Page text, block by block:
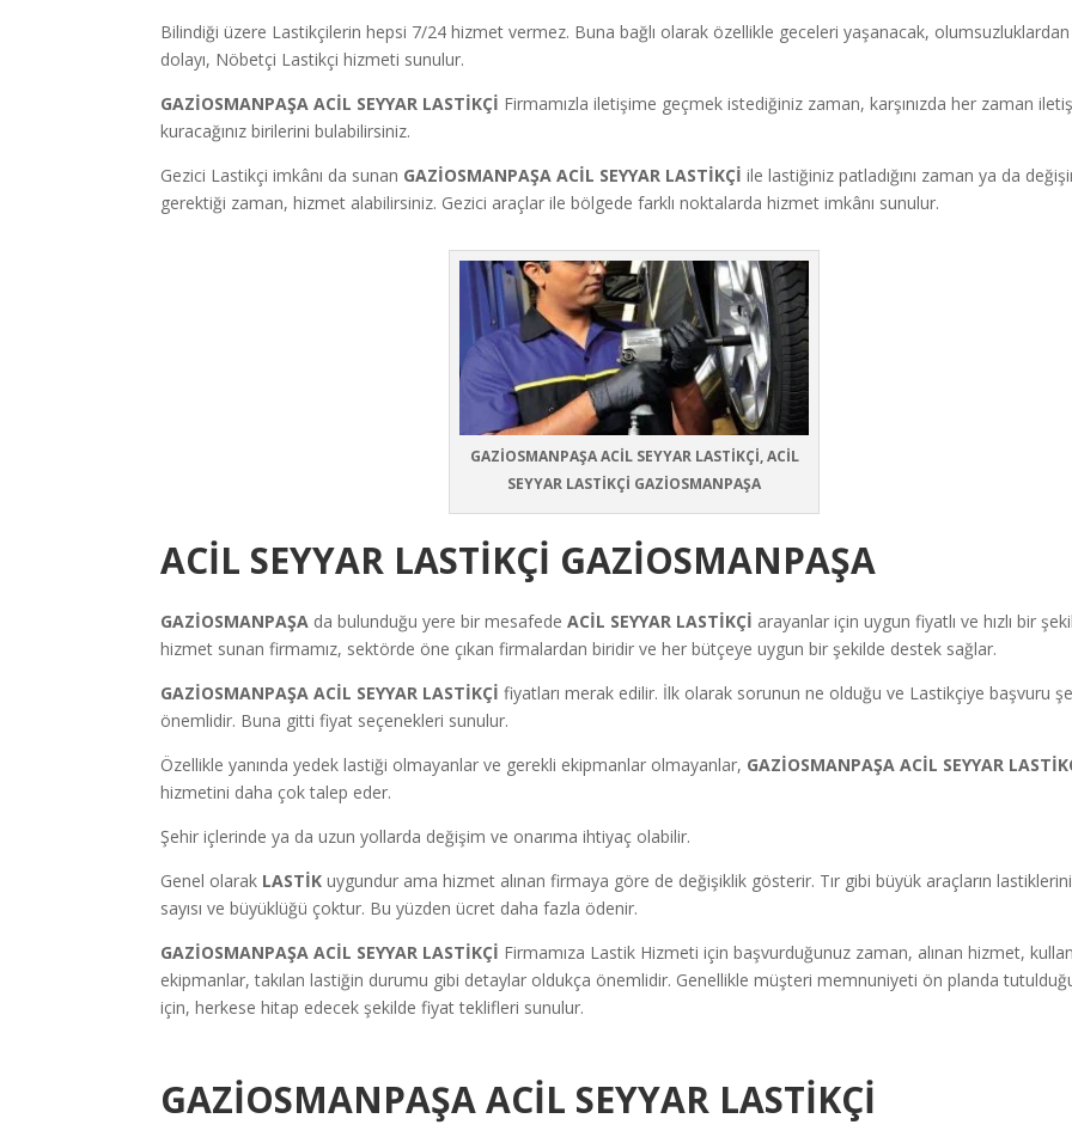
Bilindiği üzere Lastikçilerin hepsi 7/24 hizmet vermez. Buna bağlı olarak özellikle geceleri yaşanacak, olumsuzluklardan
dolayı, Nöbetçi Lastikçi hizmeti sunulur.
GAZİOSMANPAŞA ACİL SEYYAR LASTİKÇİ Firmamızla iletişime geçmek istediğiniz zaman, karşınızda her zaman
kuracağınız birilerini bulabilirsiniz.
Gezici Lastikçi imkânı da sunan GAZİOSMANPAŞA ACİL SEYYAR LASTİKÇİ ile lastiğiniz patladığını zaman ya da
gerektiği zaman, hizmet alabilirsiniz. Gezici araçlar ile bölgede farklı noktalarda hizmet imkânı sunulur.
GAZİOSMANPAŞA ACİL SEYYAR LASTİKÇİ, ACİL
SEYYAR LASTİKÇİ GAZİOSMANPAŞA
ACİL SEYYAR LASTİKÇİ GAZİOSMANPAŞA
GAZİOSMANPAŞA da bulunduğu yere bir mesafede ACİL SEYYAR LASTİKÇİ arayanlar için uygun fiyatlı ve hızlı bir
hizmet sunan firmamız, sektörde öne çıkan firmalardan biridir ve her bütçeye uygun bir şekilde destek sağlar.
GAZİOSMANPAŞA ACİL SEYYAR LASTİKÇİ fiyatları merak edilir. İlk olarak sorunun ne olduğu ve Lastikçiye başvuru
önemlidir. Buna gitti fiyat seçenekleri sunulur.
Özellikle yanında yedek lastiği olmayanlar ve gerekli ekipmanlar olmayanlar, GAZİOSMANPAŞA ACİL SEYYAR
hizmetini daha çok talep eder.
Şehir içlerinde ya da uzun yollarda değişim ve onarıma ihtiyaç olabilir.
Genel olarak LASTİK uygundur ama hizmet alınan firmaya göre de değişiklik gösterir. Tır gibi büyük araçların
sayısı ve büyüklüğü çoktur. Bu yüzden ücret daha fazla ödenir.
GAZİOSMANPAŞA ACİL SEYYAR LASTİKÇİ Firmamıza Lastik Hizmeti için başvurduğunuz zaman, alınan hizmet,
ekipmanlar, takılan lastiğin durumu gibi detaylar oldukça önemlidir. Genellikle müşteri memnuniyeti ön planda
için, herkese hitap edecek şekilde fiyat teklifleri sunulur.
GAZİOSMANPAŞA ACİL SEYYAR LASTİKÇİ